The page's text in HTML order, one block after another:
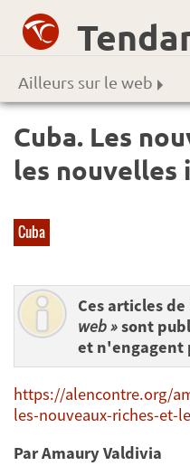
Ailleurs sur le web
Cuba. Les
les nouvelles
Cuba
Ces articles
web »sont
et n'engagent
https://alencontre.org/
les-nouveaux-riches-et-
Par Amaury Valdivia